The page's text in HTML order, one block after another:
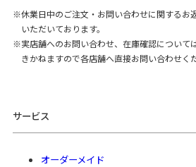
休業日中のご注文・お問い合わせに関するお
いただいております。
実店舗へのお問い合わせ、在庫確認について
きかねますので各店舗へ直接お問い合わせく
サービス
オーダーメイド